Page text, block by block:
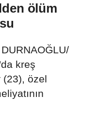
ölüm
kreş
(23), özel